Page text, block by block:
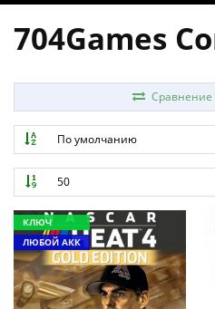
704Games
Сравнение
По умолчанию
50
КЛЮЧ
ЛЮБОЙ АКК